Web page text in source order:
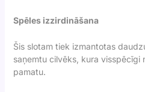
Spēles izzirdināšana
Šis slotam tiek izmantotas
saņemtu cilvēks, kura visspēcīgi
pamatu.